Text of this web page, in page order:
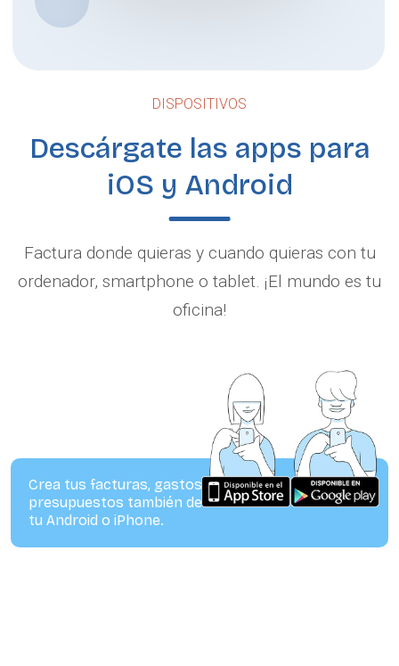
DISPOSITIVOS
Descárgate las apps para
iOS y Android
Factura donde quieras y cuando quieras con tu
ordenador, smartphone o tablet. ¡El mundo es tu
oficina!
Crea tus facturas, gastos y
presupuestos también desde
tu Android o iPhone.